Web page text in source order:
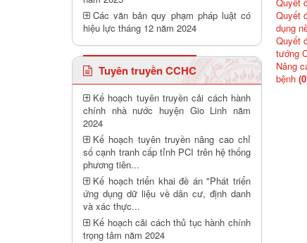
Các văn bản quy phạm pháp luật có
hiệu lực tháng 12 năm 2024
Tuyên truyền CCHC
Kế hoạch tuyên truyền cải cách hành
chính nhà nước huyện Gio Linh năm
2024
Kế hoạch tuyên truyền nâng cao chỉ
số cạnh tranh cấp tỉnh PCI trên hệ thống
phương tiên...
Kế hoạch triển khai đề án "Phát triển
ứng dụng dữ liệu về dân cư, định danh
và xác thực...
Kế hoạch cải cách thủ tục hành chính
trọng tâm năm 2024
Quyết
dụng
Quyết
tướng
Nâng
bệnh